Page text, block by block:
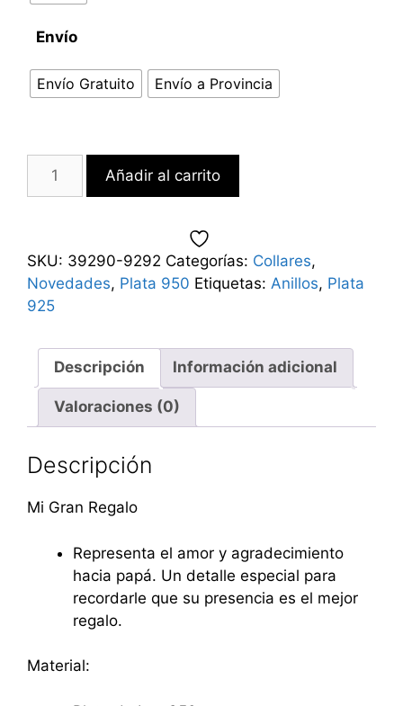
Envío
Envío Gratuito Envío a Provincia
Añadir al carrito
SKU: 39290-9292 Categorías: Collares,
Novedades, Plata 950 Etiquetas: Anillos, Plata
925
Descripción Información adicional
Valoraciones (0)
Descripción
Mi Gran Regalo
Representa el amor y agradecimiento
hacia papá. Un detalle especial para
recordarle que su presencia es el mejor
regalo.
Material: